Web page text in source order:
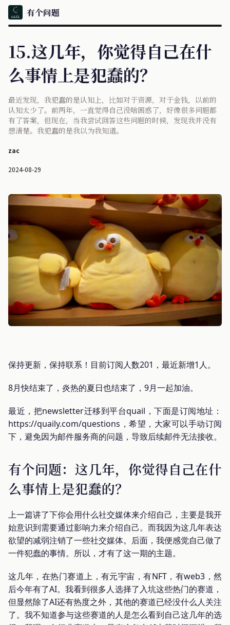
有个问题
15.这几年，你觉得自己在什
么事情上是犯蠢的？
最近发现，我犯蠢的是认知上，比如对于资源，对于金钱，以前的
认知太少了。前两年，一直觉得自己没啥困惑了，好像很多问题都
有了答案，但现在，当我尝试回答这些问题的时候，发现我并没有
想清楚。我犯蠢的是我以为我知道。
zac
2024-08-29
保持更新，保持联系！目前订阅人数201，最近新增1人。
8月快结束了，炎热的夏日也结束了，9月一起加油。
最近，把newsletter迁移到平台quail，下面是订阅地址：
https://quaily.com/questions，希望，大家可以手动订阅
下，避免因为邮件服务商的问题，导致后续邮件无法接收。
有个问题：这几年，你觉得自己在什
么事情上是犯蠢的？
上一篇讲了下你会用什么社交媒体来介绍自己，主要是我开
始意识到需要通过影响力来介绍自己。而我因为这几年表达
欲望的减弱注销了一些社交媒体。后面，我便感觉自己做了
一件犯蠢的事情。所以，才有了这一期的主题。
这几年，在热门赛道上，有元宇宙，有NFT，有web3，然
后今年有了AI。我看到很多人选择了入坑这些热门的赛道，
但显然除了AI还有热度之外，其他的赛道已经没什么人关注
了。我不知道参与这些赛道的人是怎么看到自己这几年的选